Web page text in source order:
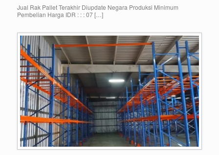
Jual Rak Pallet Terakhir Diupdate Negara Produksi Minimum
Pembelian Harga IDR : : : 07 […]